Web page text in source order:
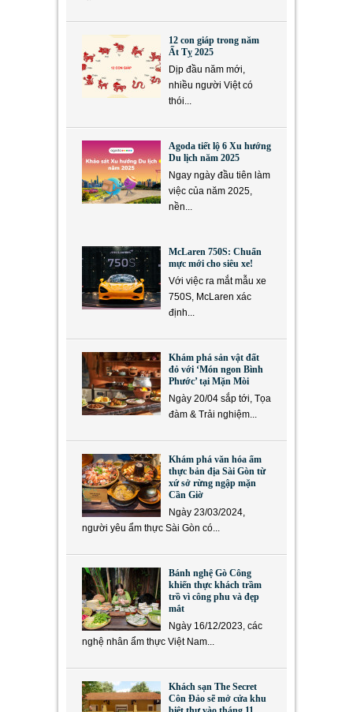
12 con giáp trong năm
Ất Tỵ 2025
Dịp đầu năm mới,
nhiều người Việt có
thói...
Agoda tiết lộ 6 Xu hướng
Du lịch năm 2025
Ngay ngày đầu tiên làm
việc của năm 2025,
nền...
McLaren 750S: Chuẩn
mực mới cho siêu xe!
Với việc ra mắt mẫu xe
750S, McLaren xác
định...
Khám phá sản vật đất
đỏ với ‘Món ngon Bình
Phước’ tại Mặn Mòi
Ngày 20/04 sắp tới, Tọa
đàm & Trải nghiệm...
Khám phá văn hóa ẩm
thực bản địa Sài Gòn từ
xứ sở rừng ngập mặn
Cần Giờ
Ngày 23/03/2024,
người yêu ẩm thực Sài Gòn có...
Bánh nghệ Gò Công
khiến thực khách trầm
trồ vì công phu và đẹp
mắt
Ngày 16/12/2023, các
nghệ nhân ẩm thực Việt Nam...
Khách sạn The Secret
Côn Đảo sẽ mở cửa khu